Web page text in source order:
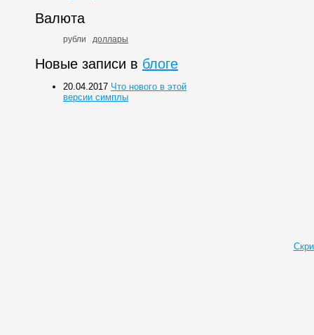
Валюта
рубли доллары
Новые записи в блоге
20.04.2017 Что нового в этой
версии симплы